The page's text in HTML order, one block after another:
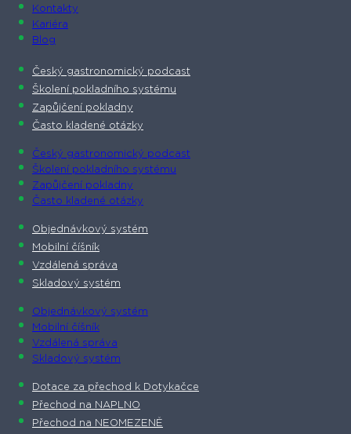
Kontakty
Kariéra
Blog
Český gastronomický podcast​
Školení pokladního systému
Zapůjčení pokladny
Často kladené otázky
Český gastronomický podcast​
Školení pokladního systému
Zapůjčení pokladny
Často kladené otázky
Objednávkový systém
Mobilní číšník
Vzdálená správa
Skladový systém
Objednávkový systém
Mobilní číšník
Vzdálená správa
Skladový systém
Dotace za přechod k Dotykačce
Přechod na NAPLNO
Přechod na NEOMEZENĚ